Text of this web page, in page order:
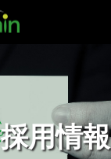
採用情報